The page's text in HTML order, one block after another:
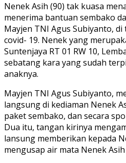
Nenek Asih (90) tak kuasa
menerima bantuan sembako
Mayjen TNI Agus Subiyanto,
covid- 19. Nenek yang
Suntenjaya RT 01 RW 10,
sebatang kara yang sudah
anaknya.
Mayjen TNI Agus Subiyanto,
langsung di kediaman Nenek
paket sembako, dan secara
Dua itu, tangan kirinya
lansung memberikan kepada
mengusap air mata Nenek